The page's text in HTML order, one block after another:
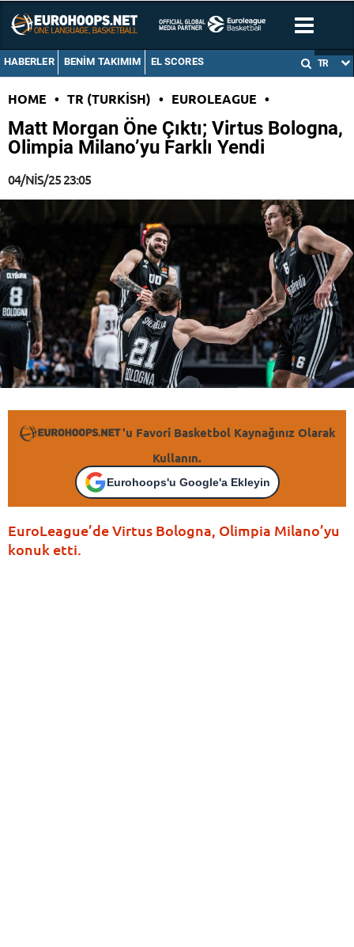
HABERLER BENIM TAKIMIM EL SCORES TR
HOME • TR (TURKISH) • EUROLEAGUE •
Matt Morgan Öne Çıktı; Virtus Bologna,
Olimpia Milano’yu Farklı Yendi
04/NIS/25 23:05
'u Favori Basketbol Kaynağınız Olarak
Kullanın.
Eurohoops'u Google'a Ekleyin
EuroLeague’de Virtus Bologna, Olimpia Milano’yu
konuk etti.